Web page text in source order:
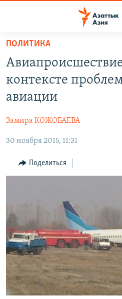
Вернуться
основному
содержанию
главной
навигации
Вернутся
поиску
КАЗАХСТАН
ТАДЖИКИСТАН
НОВОСТИ
ВОЙНА В УКРАИНЕ
ҚАЗАҚША
КЫРГЫЗЧА
ЎЗБЕКЧА
ПОДПИШИТЕСЬ НА НАС В СОЦСЕТЯХ
ПОЛИТИКА
контексте
авиации
Замира КОЖОБАЕВА
30 ноября 2015, 11:31
Поделиться